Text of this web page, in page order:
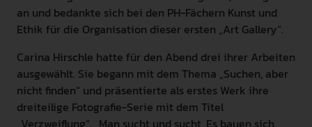
an und bedankte sich bei den PH-Fächern Kunst und
Ethik für die Organisation dieser ersten „Art Gallery“.
Carina Hirschle hatte für den Abend drei ihrer Arbeiten
ausgewählt. Sie begann mit dem Thema „Suchen, aber
nicht finden“ und präsentierte als erstes Werk ihre
dreiteilige Fotografie-Serie mit dem Titel
„Verzweiflung“. „Man sucht und sucht. Es bauen sich